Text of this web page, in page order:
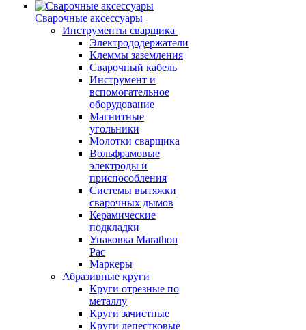
Сварочные аксессуары
Инструменты сварщика
Электрододержатели
Клеммы заземления
Сварочный кабель
Инструмент и
вспомогательное
оборудование
Магнитные
угольники
Молотки сварщика
Вольфрамовые
электроды и
приспособления
Системы вытяжки
сварочных дымов
Керамические
подкладки
Упаковка Marathon
Pac
Маркеры
Абразивные круги
Круги отрезные по
металлу
Круги зачистные
Круги лепестковые